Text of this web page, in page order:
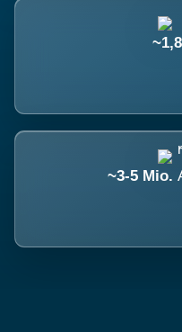
~3-5 Mio.